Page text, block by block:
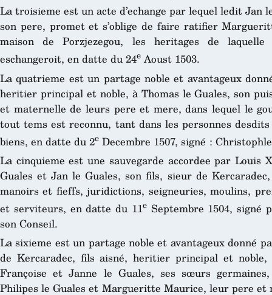
La troisieme est un acte d’echange par lequel ledit
son pere, promet et s’oblige de faire ratifier
maison de Porzjezegou, les heritages de
eschangeroit, en datte du 24eAoust 1503.
La quatrieme est un partage noble et avantageux
heritier principal et noble, à Thomas le Guales, son
et maternelle de leurs pere et mere, dans lequel le
tout tems est reconnu, tant dans les personnes
biens, en datte du 2e Decembre 1507, signé :
La cinquieme est une sauvegarde accordee par
Guales et Jan le Guales, son fils, sieur de
manoirs et fieffs, juridictions, seigneuries, moulins,
et serviteurs, en datte du 11eSeptembre 1504, signé
son Conseil.
La sixieme est un partage noble et avantageux donné
de Kercaradec, fils aisné, heritier principal et
Françoise et Janne le Guales, ses sœurs
Philipes le Guales et Margueritte Maurice, leur pere et